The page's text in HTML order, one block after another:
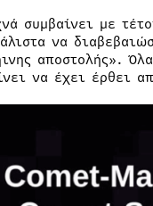
συμβαίνει με
να
αποστολής».
να έχει έρθει